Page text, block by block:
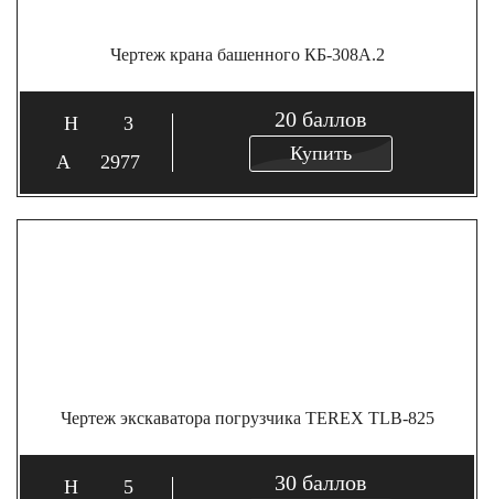
Чертеж крана башенного КБ-308А.2
3
2977
20 баллов
Купить
Чертеж экскаватора погрузчика TEREX TLB-825
5
30 баллов